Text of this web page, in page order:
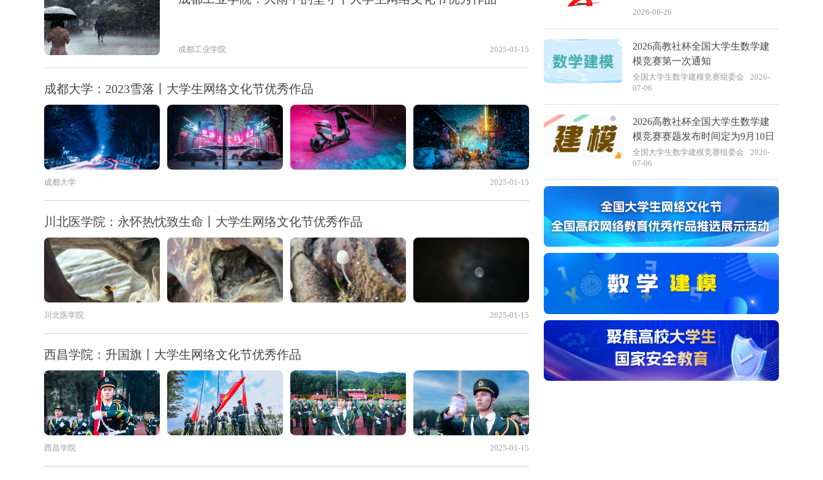
成都工业学院 2025-01-15
成都大学：2023雪落丨大学生网络文化节优秀作品
成都大学 2025-01-15
川北医学院：永怀热忱致生命丨大学生网络文化节优秀作品
川北医学院 2025-01-15
西昌学院：升国旗丨大学生网络文化节优秀作品
西昌学院 2025-01-15
2026-06-26
2026高教社杯全国大学生数学建
模竞赛第一次通知
全国大学生数学建模竞赛组委会
2026-
07-06
2026高教社杯全国大学生数学建
模竞赛赛题发布时间定为9月10日
全国大学生数学建模竞赛组委会
2026-
07-06